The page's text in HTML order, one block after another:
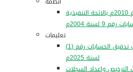
قرار مجلس الوزراء رقم 24 لعام 2010م بالائحة التنفيذية
لسنة 2004م
تعليمات
تعليمات شروط ومواصفات مكاتب تدقيق الحسابات رقم (1)
لسنة 2025م
الترخيص وإعداد السجلات